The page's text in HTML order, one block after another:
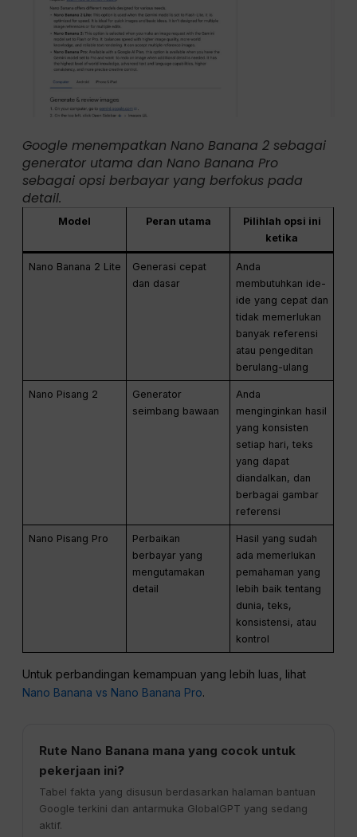
Google menempatkan Nano Banana 2 sebagai
generator utama dan Nano Banana Pro
sebagai opsi berbayar yang berfokus pada
detail.
Model Peran utama
Pilihlah opsi ini
ketika
Nano Banana 2 Lite
Generasi cepat
dan dasar
Anda
membutuhkan ide-
ide yang cepat dan
tidak memerlukan
banyak referensi
atau pengeditan
berulang-ulang
Nano Pisang 2
Generator
seimbang bawaan
Anda
menginginkan hasil
yang konsisten
setiap hari, teks
yang dapat
diandalkan, dan
berbagai gambar
referensi
Nano Pisang Pro
Perbaikan
berbayar yang
mengutamakan
detail
Hasil yang sudah
ada memerlukan
pemahaman yang
lebih baik tentang
dunia, teks,
konsistensi, atau
kontrol
Untuk perbandingan kemampuan yang lebih luas, lihat
Nano Banana vs Nano Banana Pro.
Rute Nano Banana mana yang cocok untuk
pekerjaan ini?
Tabel fakta yang disusun berdasarkan halaman bantuan
Google terkini dan antarmuka GlobalGPT yang sedang
aktif.